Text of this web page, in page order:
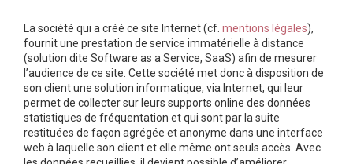
La société qui a créé ce site Internet (cf. mentions légales),
fournit une prestation de service immatérielle à distance
(solution dite Software as a Service, SaaS) afin de mesurer
l’audience de ce site. Cette société met donc à disposition de
son client une solution informatique, via Internet, qui leur
permet de collecter sur leurs supports online des données
statistiques de fréquentation et qui sont par la suite
restituées de façon agrégée et anonyme dans une interface
web à laquelle son client et elle même ont seuls accès. Avec